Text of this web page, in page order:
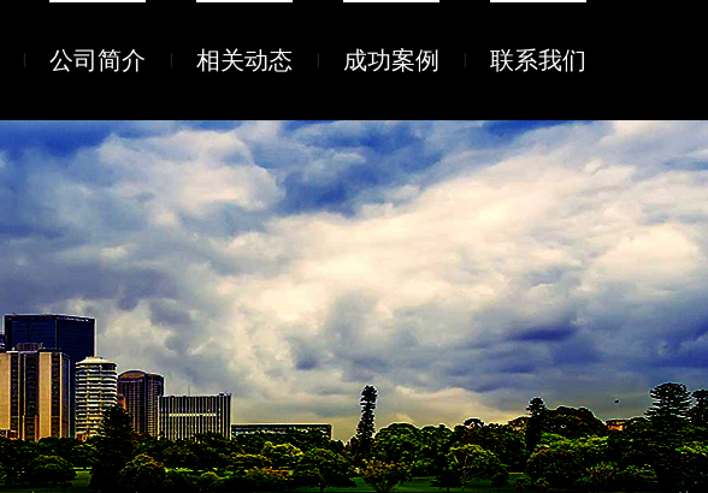
公司简介 相关动态 成功案例 联系我们